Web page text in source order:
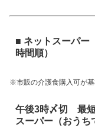
■ ネットスーパー
時間順）
※市販の介護食購入可が
午後3時〆切 最短
スーパー（おうち